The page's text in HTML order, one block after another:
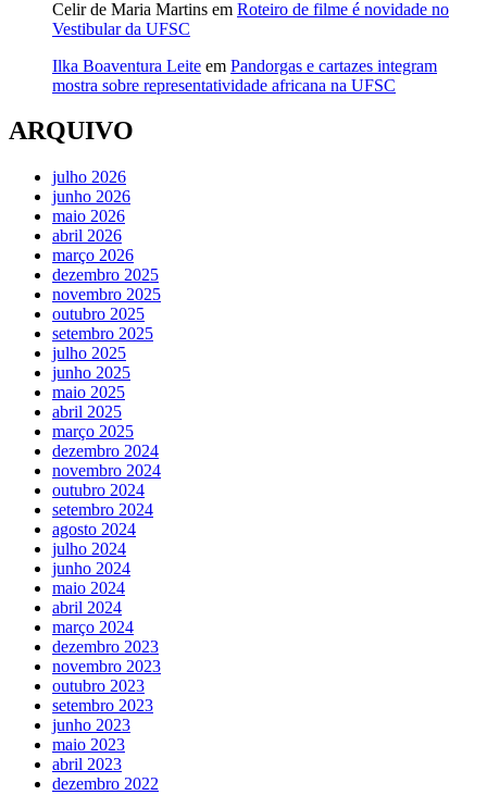
Celir de Maria Martins em Roteiro de filme é novidade no
Vestibular da UFSC
Ilka Boaventura Leite em Pandorgas e cartazes integram
mostra sobre representatividade africana na UFSC
ARQUIVO
julho 2026
junho 2026
maio 2026
abril 2026
março 2026
dezembro 2025
novembro 2025
outubro 2025
setembro 2025
julho 2025
junho 2025
maio 2025
abril 2025
março 2025
dezembro 2024
novembro 2024
outubro 2024
setembro 2024
agosto 2024
julho 2024
junho 2024
maio 2024
abril 2024
março 2024
dezembro 2023
novembro 2023
outubro 2023
setembro 2023
junho 2023
maio 2023
abril 2023
dezembro 2022